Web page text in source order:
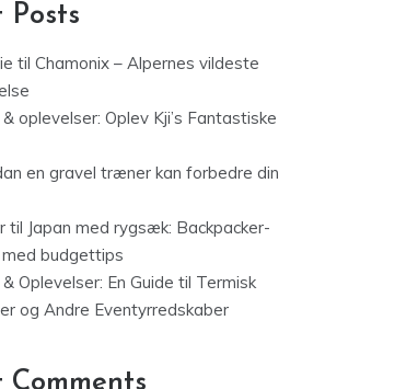
Posts
til Chamonix – Alpernes vildeste
oplevelser: Oplev Kji’s Fantastiske
en gravel træner kan forbedre din
til Japan med rygsæk: Backpacker-
budgettips
Oplevelser: En Guide til Termisk
og Andre Eventyrredskaber